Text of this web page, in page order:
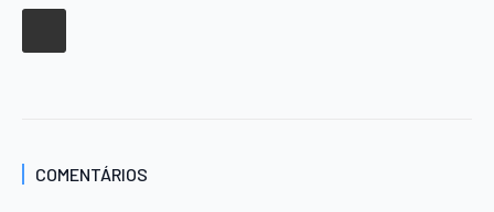
COMENTÁRIOS